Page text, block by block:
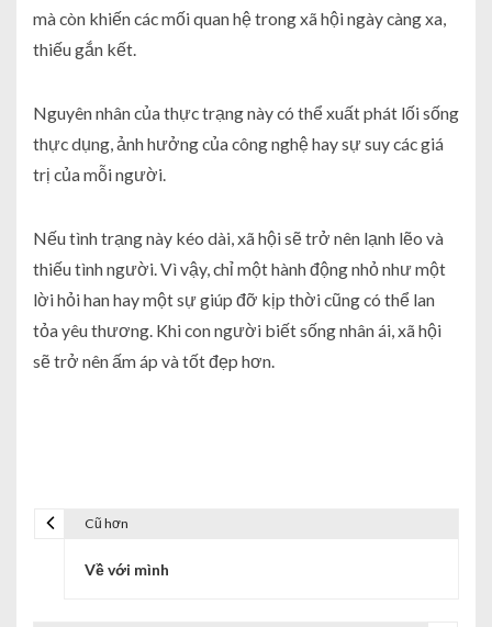
mà còn khiến các mối quan hệ trong xã hội ngày càng xa,
thiếu gắn kết.
Nguyên nhân của thực trạng này có thể xuất phát lối sống
thực dụng, ảnh hưởng của công nghệ hay sự suy các giá
trị của mỗi người.
Nếu tình trạng này kéo dài, xã hội sẽ trở nên lạnh lẽo và
thiếu tình người. Vì vậy, chỉ một hành động nhỏ như một
lời hỏi han hay một sự giúp đỡ kịp thời cũng có thể lan
tỏa yêu thương. Khi con người biết sống nhân ái, xã hội
sẽ trở nên ấm áp và tốt đẹp hơn.
Cũ hơn
Về với mình